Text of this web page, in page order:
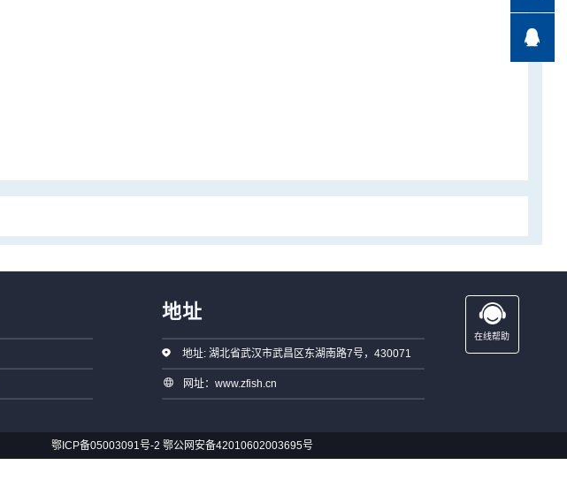
地址
地址: 湖北省武汉市武昌区东湖南路7号，430071
网址：www.zfish.cn
在线帮助
鄂ICP备05003091号-2 鄂公网安备42010602003695号
